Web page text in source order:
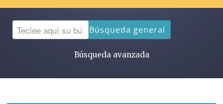
Búsqueda general
Búsqueda avanzada